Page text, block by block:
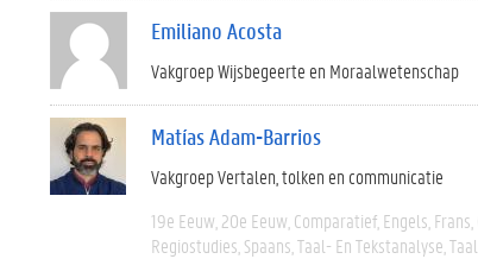
Emiliano Acosta
Vakgroep Wijsbegeerte en Moraalwetenschap
Matías Adam-Barrios
Vakgroep Vertalen, tolken en communicatie
19e Eeuw 20e Eeuw Comparatief Engels Frans
Regiostudies Spaans Taal- En Tekstanalyse